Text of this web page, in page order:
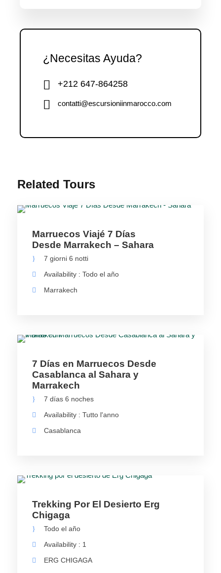
¿Necesitas Ayuda?
+212 647-864258
contatti@escursioniinmarocco.com
Related Tours
Marruecos Viajé 7 Días
Desde Marrakech – Sahara
7 giorni 6 notti
Availability : Todo el año
Marrakech
7 Días en Marruecos Desde
Casablanca al Sahara y
Marrakech
7 días 6 noches
Availability : Tutto l'anno
Casablanca
Trekking Por El Desierto Erg
Chigaga
Todo el año
Availability : 1
ERG CHIGAGA